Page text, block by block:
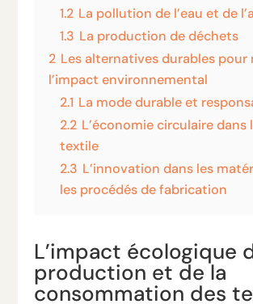
1.2 La pollution de l’eau et de
1.3 La production de déchets
2 Les alternatives durables pour
l’impact environnemental
2.1 La mode durable et
2.2 L’économie circulaire dans
textile
2.3 L’innovation dans les
les procédés de fabrication
L’impact écologique
production et de la
consommation des